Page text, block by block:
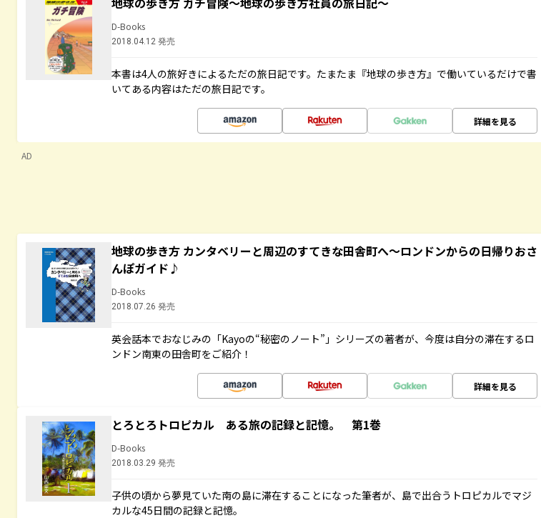
D-Books
2018.04.12 発売
本書は4人の旅好きによるただの旅日記です。たまたま『地球の歩き方』で働いているだけで書
いてある内容はただの旅日記です。
詳細を見る
AD
地球の歩き方 カンタベリーと周辺のすてきな田舎町へ～ロンドンからの日帰りおさ
んぽガイド♪
D-Books
2018.07.26 発売
英会話本でおなじみの「Kayoの“秘密のノート”」シリーズの著者が、今度は自分の滞在するロ
ンドン南東の田舎町をご紹介！
詳細を見る
とろとろトロピカル ある旅の記録と記憶。 第1巻
D-Books
2018.03.29 発売
子供の頃から夢見ていた南の島に滞在することになった筆者が、島で出合うトロピカルでマジ
カルな45日間の記録と記憶。